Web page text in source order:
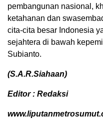
pembangunan nasional,
ketahanan dan
cita-cita besar Indonesia
sejahtera di bawah
Subianto.
(S.A.R.Siahaan)
Editor : Redaksi